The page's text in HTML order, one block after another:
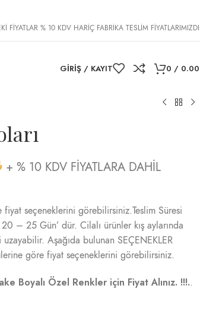
FİYATLAR % 10 KDV HARİÇ FABRİKA TESLİM
GIRIŞ / KAYIT 0 /
+ % 10 KDV FİYATLARA DAHİL
seçeneklerini görebilirsiniz.Teslim Süresi
– 25 Gün’ dür. Cilalı ürünler kış aylarında
Aşağıda bulunan SEÇENEKLER
göre fiyat seçeneklerini görebilirsiniz.
Boyalı Özel Renkler için Fiyat Alınız. !!!..